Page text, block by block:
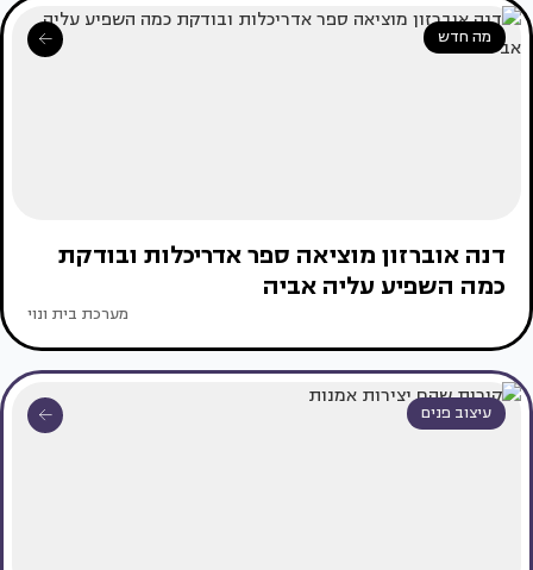
מה חדש
דנה אוברזון מוציאה ספר אדריכלות ובודקת
כמה השפיע עליה אביה
מערכת בית ונוי
עיצוב פנים